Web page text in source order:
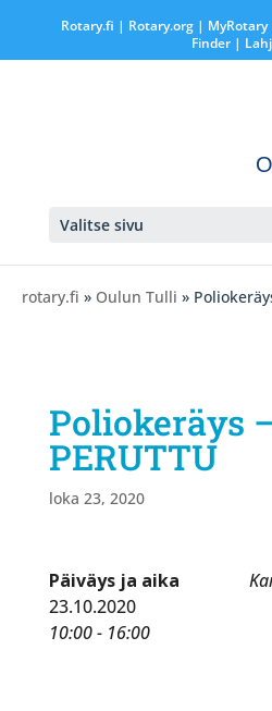
Rotary.fi | Rotary.org| MyRotary
Finder|
Valitse sivu
rotary.fi » Oulun Tulli »
Poliokeräys
PERUTTU
loka 23, 2020
Päiväys ja aika
23.10.2020
10:00 - 16:00